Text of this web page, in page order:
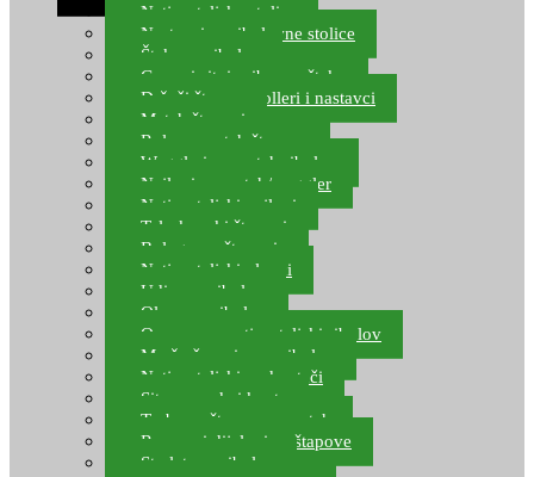
Natjecateljske stolice
Nastavci za ribolovne stolice
Šteke za ribolov
Gume i sitni pribor za šteku
Držači štapova rolleri i nastavci
Match štapovi
Role za match štapove
Waggleri za match ribolov
Najloni za match/waggler
Natjecateljski najloni
Teleskopski štapovi
Bolognese štapovi
Natjecateljski plovci
Udice za ribolov
Olovo za ribolov
Oprema za natjecateljski ribolov
Mreže čuvarice za ribolov
Natjecateljski podmetači
Sito, posude i kante
Torbe za štapove – match
Rezervni dijelovi za štapove
Starlete za ribolov